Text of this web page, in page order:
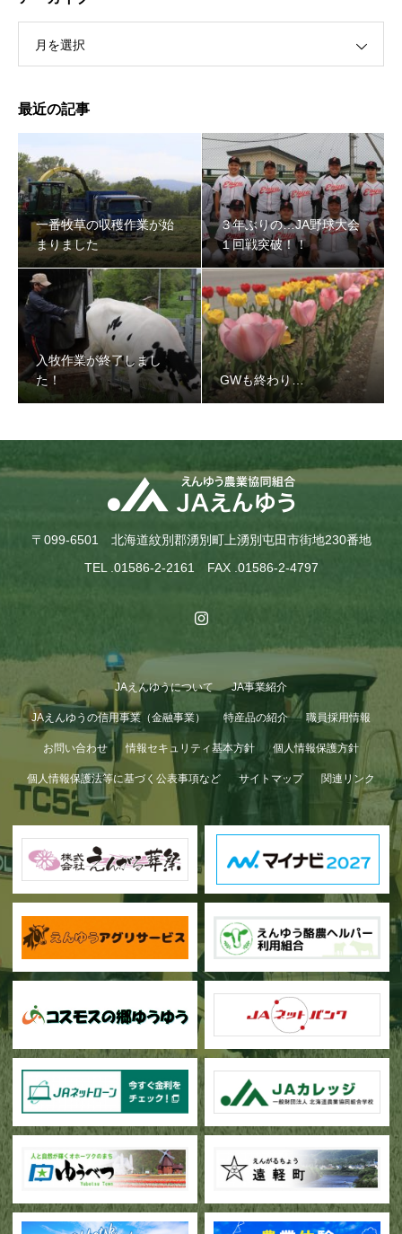
月を選択
最近の記事
一番牧草の収穫作業が始
まりました
３年ぶりの…JA野球大会
１回戦突破！！
入牧作業が終了しまし
た！
GWも終わり…
〒099-6501 北海道紋別郡湧別町上湧別屯田市街地230番地
TEL .01586-2-2161 FAX .01586-2-4797
JAえんゆうについて JA事業紹介
JAえんゆうの信用事業（金融事業） 特産品の紹介 職員採用情報
お問い合わせ 情報セキュリティ基本方針 個人情報保護方針
個人情報保護法等に基づく公表事項など サイトマップ 関連リンク